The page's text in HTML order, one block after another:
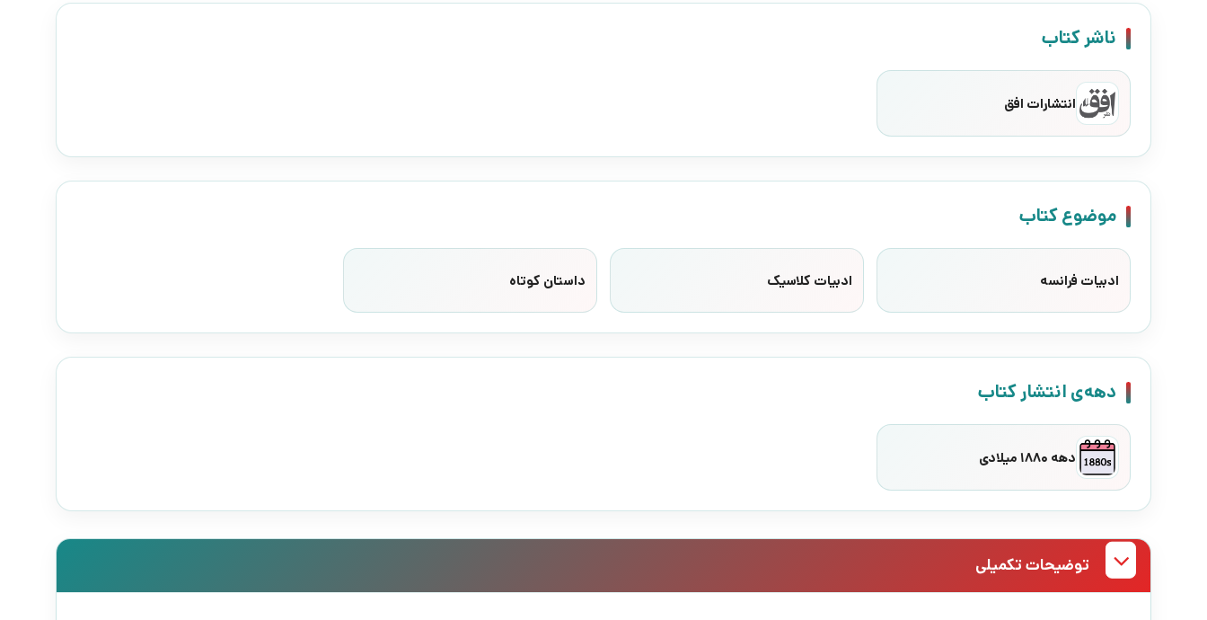
ناشر کتاب
انتشارات افق
موضوع کتاب
ادبیات فرانسه ادبیات کلاسیک داستان کوتاه
دهه‌ی انتشار کتاب
دهه 1880 میلادی
توضیحات تکمیلی